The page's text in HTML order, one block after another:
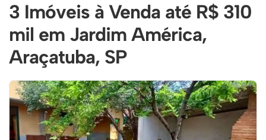
3 Imóveis à Venda até R$ 310
mil em Jardim América,
Araçatuba, SP